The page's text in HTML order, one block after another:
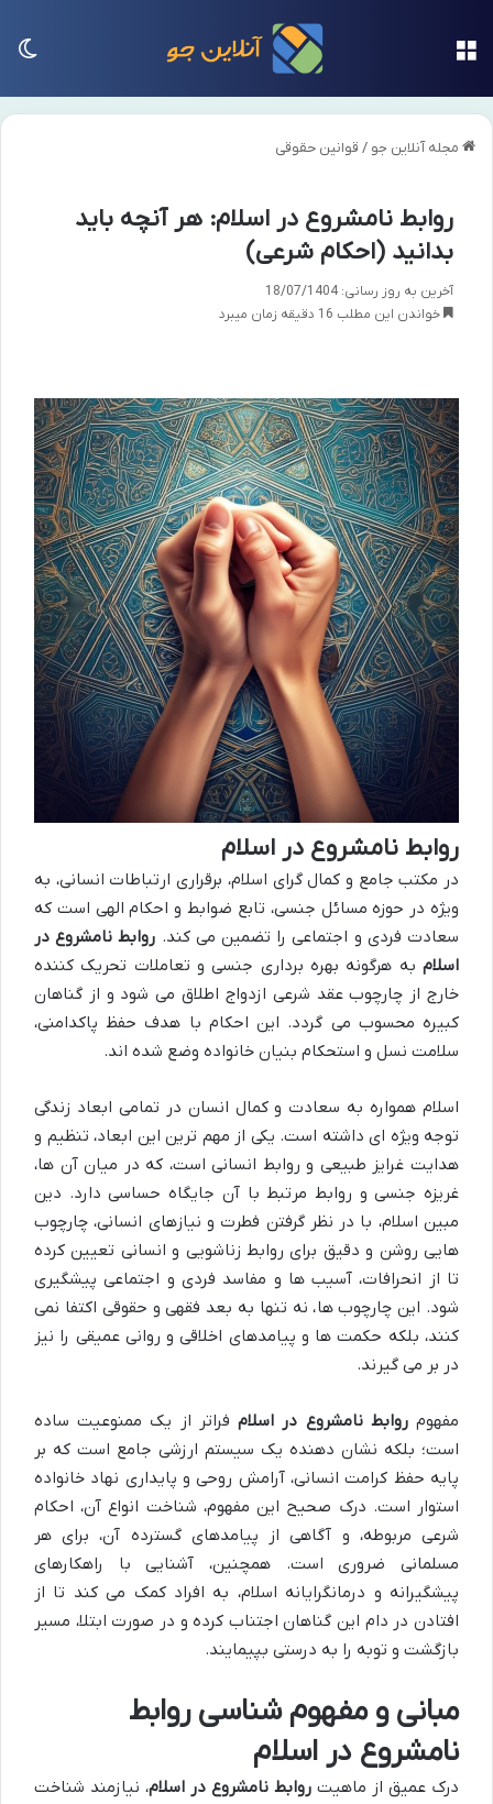
مجله آنلاین جو / قوانین حقوقی
روابط نامشروع در اسلام: هر آنچه باید
بدانید (احکام شرعی)
آخرین به روز رسانی: 18/07/1404
خواندن این مطلب 16 دقیقه زمان میبرد
روابط نامشروع در اسلام
در مکتب جامع و کمال گرای اسلام، برقراری ارتباطات انسانی، به
ویژه در حوزه مسائل جنسی، تابع ضوابط و احکام الهی است که
سعادت فردی و اجتماعی را تضمین می کند. روابط نامشروع در
اسلام به هرگونه بهره برداری جنسی و تعاملات تحریک کننده
خارج از چارچوب عقد شرعی ازدواج اطلاق می شود و از گناهان
کبیره محسوب می گردد. این احکام با هدف حفظ پاکدامنی،
سلامت نسل و استحکام بنیان خانواده وضع شده اند.
اسلام همواره به سعادت و کمال انسان در تمامی ابعاد زندگی
توجه ویژه ای داشته است. یکی از مهم ترین این ابعاد، تنظیم و
هدایت غرایز طبیعی و روابط انسانی است، که در میان آن ها،
غریزه جنسی و روابط مرتبط با آن جایگاه حساسی دارد. دین
مبین اسلام، با در نظر گرفتن فطرت و نیازهای انسانی، چارچوب
هایی روشن و دقیق برای روابط زناشویی و انسانی تعیین کرده
تا از انحرافات، آسیب ها و مفاسد فردی و اجتماعی پیشگیری
شود. این چارچوب ها، نه تنها به بعد فقهی و حقوقی اکتفا نمی
کنند، بلکه حکمت ها و پیامدهای اخلاقی و روانی عمیقی را نیز
در بر می گیرند.
مفهومروابط نامشروع در اسلامفراتر از یک ممنوعیت ساده
است؛ بلکه نشان دهنده یک سیستم ارزشی جامع است که بر
پایه حفظ کرامت انسانی، آرامش روحی و پایداری نهاد خانواده
استوار است. درک صحیح این مفهوم، شناخت انواع آن، احکام
شرعی مربوطه، و آگاهی از پیامدهای گسترده آن، برای هر
مسلمانی ضروری است. همچنین، آشنایی با راهکارهای
پیشگیرانه و درمانگرایانه اسلام، به افراد کمک می کند تا از
افتادن در دام این گناهان اجتناب کرده و در صورت ابتلا، مسیر
بازگشت و توبه را به درستی بپیمایند.
مبانی و مفهوم شناسی روابط
نامشروع در اسلام
درک عمیق از ماهیت روابط نامشروع در اسلام، نیازمند شناخت